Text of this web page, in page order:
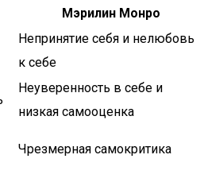
Мэрилин Монро
Непринятие себя и нелюбовь
к себе
Неуверенность в себе и
низкая самооценка
Чрезмерная самокритика